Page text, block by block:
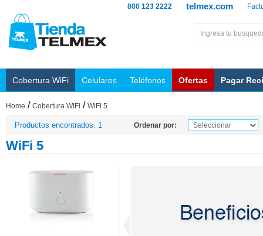
telmex.com
800 123 2222
Cobertura WiFi Celulares Teléfonos Ofertas Pagar
Home / Cobertura WiFi / WiFi 5
Productos encontrados: 1 Ordenar por:
WiFi 5